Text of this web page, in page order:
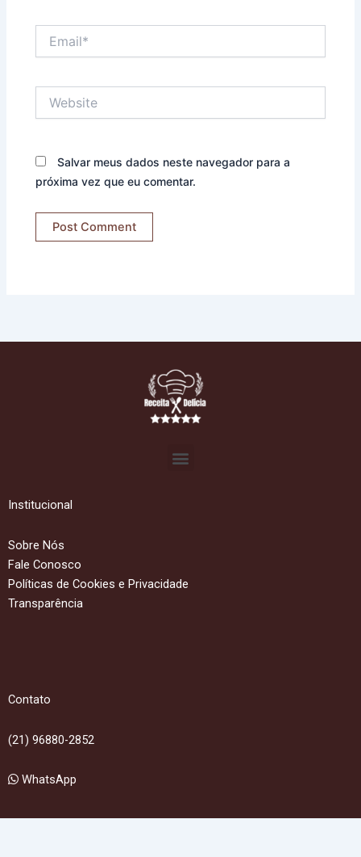
Salvar meus dados neste navegador para a
próxima vez que eu comentar.
Menu
Institucional
Sobre Nós
Fale Conosco
Políticas de Cookies e Privacidade
Transparência
Contato
(21) 96880-2852
WhatsApp